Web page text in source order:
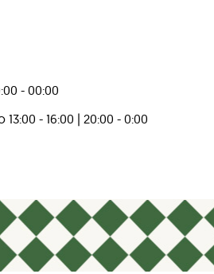
- 00:00
- 16:00 | 20:00 - 0:00